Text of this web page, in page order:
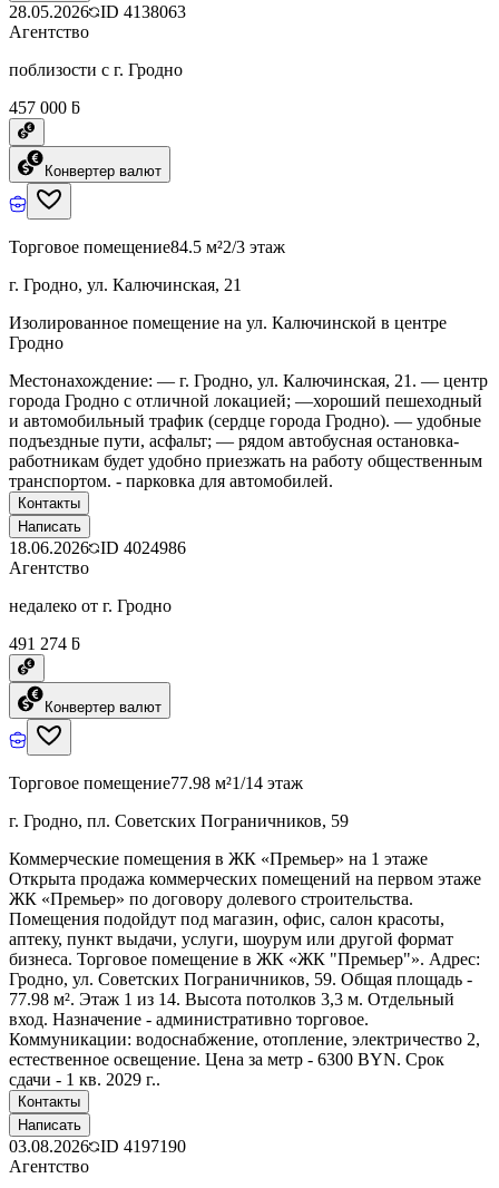
28.05.2026 ID 4138063
Агентство
поблизости с г. Гродно
457 000 ƃ
Конвертер валют
Торговое помещение84.5 м²2/3 этаж
г. Гродно, ул. Калючинская, 21
Изолированное помещение на ул. Калючинской в центре
Гродно
Местонахождение: — г. Гродно, ул. Калючинская, 21. — центр
города Гродно с отличной локацией; —хороший пешеходный
и автомобильный трафик (сердце города Гродно). — удобные
подъездные пути, асфальт; — рядом автобусная остановка-
работникам будет удобно приезжать на работу общественным
транспортом. - парковка для автомобилей.
Контакты
Написать
18.06.2026 ID 4024986
Агентство
недалеко от г. Гродно
491 274 ƃ
Конвертер валют
Торговое помещение77.98 м²1/14 этаж
г. Гродно, пл. Советских Пограничников, 59
Коммерческие помещения в ЖК «Премьер» на 1 этаже
Открыта продажа коммерческих помещений на первом этаже
ЖК «Премьер» по договору долевого строительства.
Помещения подойдут под магазин, офис, салон красоты,
аптеку, пункт выдачи, услуги, шоурум или другой формат
бизнеса. Торговое помещение в ЖК «ЖК "Премьер"». Адрес:
Гродно, ул. Советских Пограничников, 59. Общая площадь -
77.98 м². Этаж 1 из 14. Высота потолков 3,3 м. Отдельный
вход. Назначение - административно торговое.
Коммуникации: водоснабжение, отопление, электричество 2,
естественное освещение. Цена за метр - 6300 BYN. Срок
сдачи - 1 кв. 2029 г..
Контакты
Написать
03.08.2026 ID 4197190
Агентство